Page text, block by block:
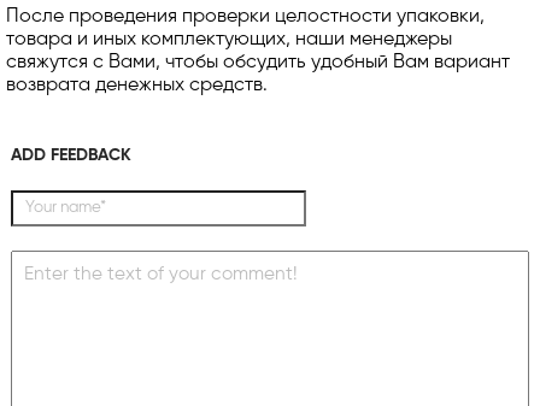
После проведения проверки целостности упаковки,
товара и иных комплектующих, наши менеджеры
свяжутся с Вами, чтобы обсудить удобный Вам вариант
возврата денежных средств.
ADD FEEDBACK